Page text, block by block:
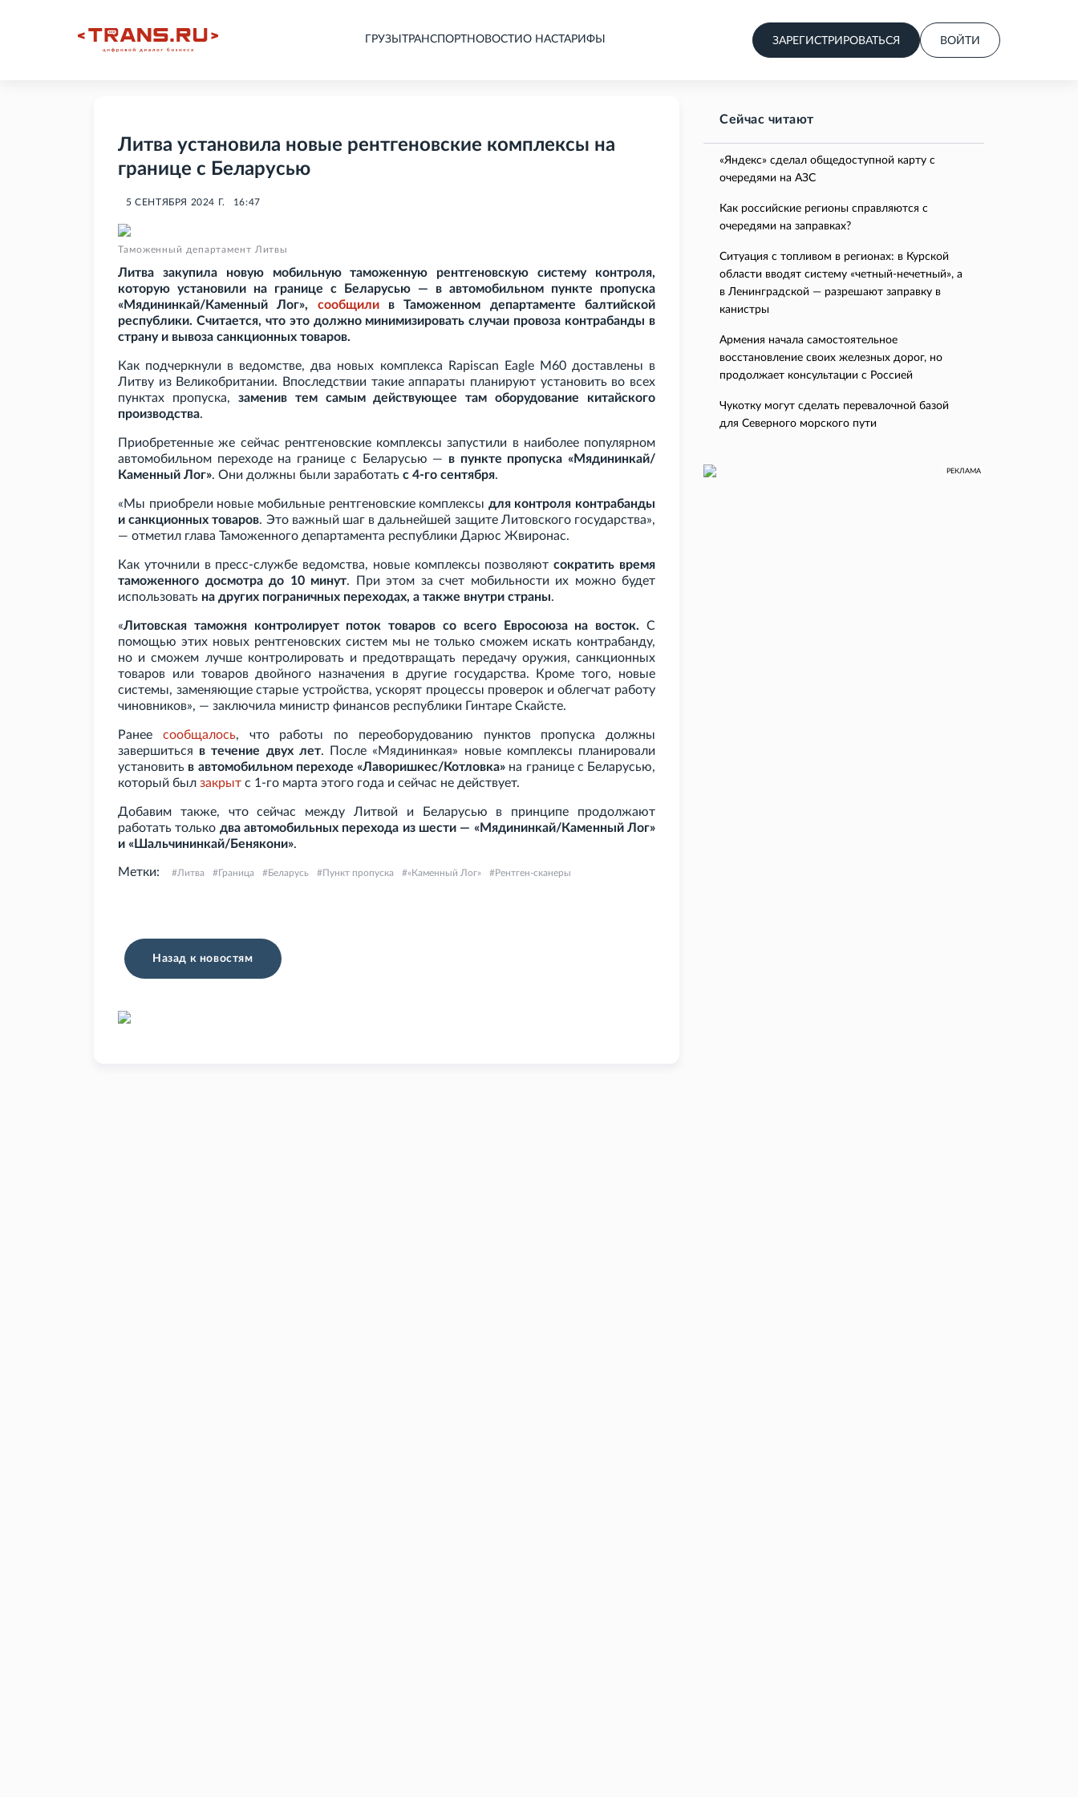
ГРУЗЫ ТРАНСПОРТНОВОСТИ О НАСТАРИФЫ ЗАРЕГИСТРИРОВАТЬСЯ ВОЙТИ
Литва установила новые рентгеновские комплексы на
границе с Беларусью
5 СЕНТЯБРЯ 2024 Г. 16:47
Таможенный департамент Литвы
Литва закупила новую мобильную таможенную рентгеновскую систему контроля,
которую установили на границе с Беларусью — в автомобильном пункте пропуска
«Мядининкай/Каменный Лог», сообщилив Таможенном департаменте балтийской
республики. Считается, что это должно минимизировать случаи провоза контрабанды в
страну и вывоза санкционных товаров.
Как подчеркнули в ведомстве, два новых комплекса Rapiscan Eagle M60 доставлены в
Литву из Великобритании. Впоследствии такие аппараты планируют установить во всех
пунктах пропуска, заменив тем самым действующее там оборудование китайского
производства.
Приобретенные же сейчас рентгеновские комплексы запустили в наиболее популярном
автомобильном переходе на границе с Беларусью — в пункте пропуска «Мядининкай/
Каменный Лог». Они должны были заработать с 4-го сентября.
«Мы приобрели новые мобильные рентгеновские комплексы для контроля контрабанды
и санкционных товаров. Это важный шаг в дальнейшей защите Литовского государства»,
— отметил глава Таможенного департамента республики Дарюс Жвиронас.
Как уточнили в пресс-службе ведомства, новые комплексы позволяютсократить время
таможенного досмотра до 10 минут. При этом за счет мобильности их можно будет
использовать на других пограничных переходах, а также внутри страны.
«Литовская таможня контролирует поток товаров со всего Евросоюза на восток. С
помощью этих новых рентгеновских систем мы не только сможем искать контрабанду,
но и сможем лучше контролировать и предотвращать передачу оружия, санкционных
товаров или товаров двойного назначения в другие государства. Кроме того, новые
системы, заменяющие старые устройства, ускорят процессы проверок и облегчат работу
чиновников», — заключила министр финансов республики Гинтаре Скайсте.
Ранее сообщалось, что работы по переоборудованию пунктов пропуска должны
завершиться в течение двух лет. После «Мядининкая» новые комплексы планировали
установить в автомобильном переходе «Лаворишкес/Котловка» на границе с Беларусью,
который был закрыт с 1-го марта этого года и сейчас не действует.
Добавим также, что сейчас между Литвой и Беларусью в принципе продолжают
работать только два автомобильных перехода из шести — «Мядининкай/Каменный Лог»
и «Шальчининкай/Бенякони».
Метки: Литва Граница Беларусь Пункт пропуска «Каменный Лог» Рентген-сканеры
Назад к новостям
Сейчас читают
«Яндекс» сделал общедоступной карту с
очередями на АЗС
Как российские регионы справляются с
очередями на заправках?
Ситуация с топливом в регионах: в Курской
области вводят систему «четный-нечетный», а
в Ленинградской — разрешают заправку в
канистры
Армения начала самостоятельное
восстановление своих железных дорог, но
продолжает консультации с Россией
Чукотку могут сделать перевалочной базой
для Северного морского пути
РЕКЛАМА